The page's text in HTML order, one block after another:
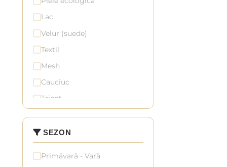
Lac
Velur (suede)
Textil
Mesh
Cauciuc
Tricot
Sintetic
SEZON
Primăvară - Vară